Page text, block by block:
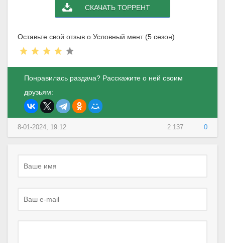
СКАЧАТЬ ТОРРЕНТ
Оставьте свой отзыв о Условный мент (5 сезон)
Понравилась раздача? Расскажите о ней своим
друзьям:
2 137 0
8-01-2024, 19:12